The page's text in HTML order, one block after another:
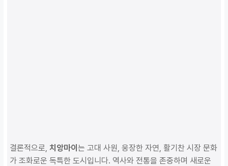
결론적으로, 치앙마이 는 고대 사원, 웅장한 자연, 활기찬 시장 문화
가 조화로운 독특한 도시입니다. 역사와 전통을 존중하며 새로운